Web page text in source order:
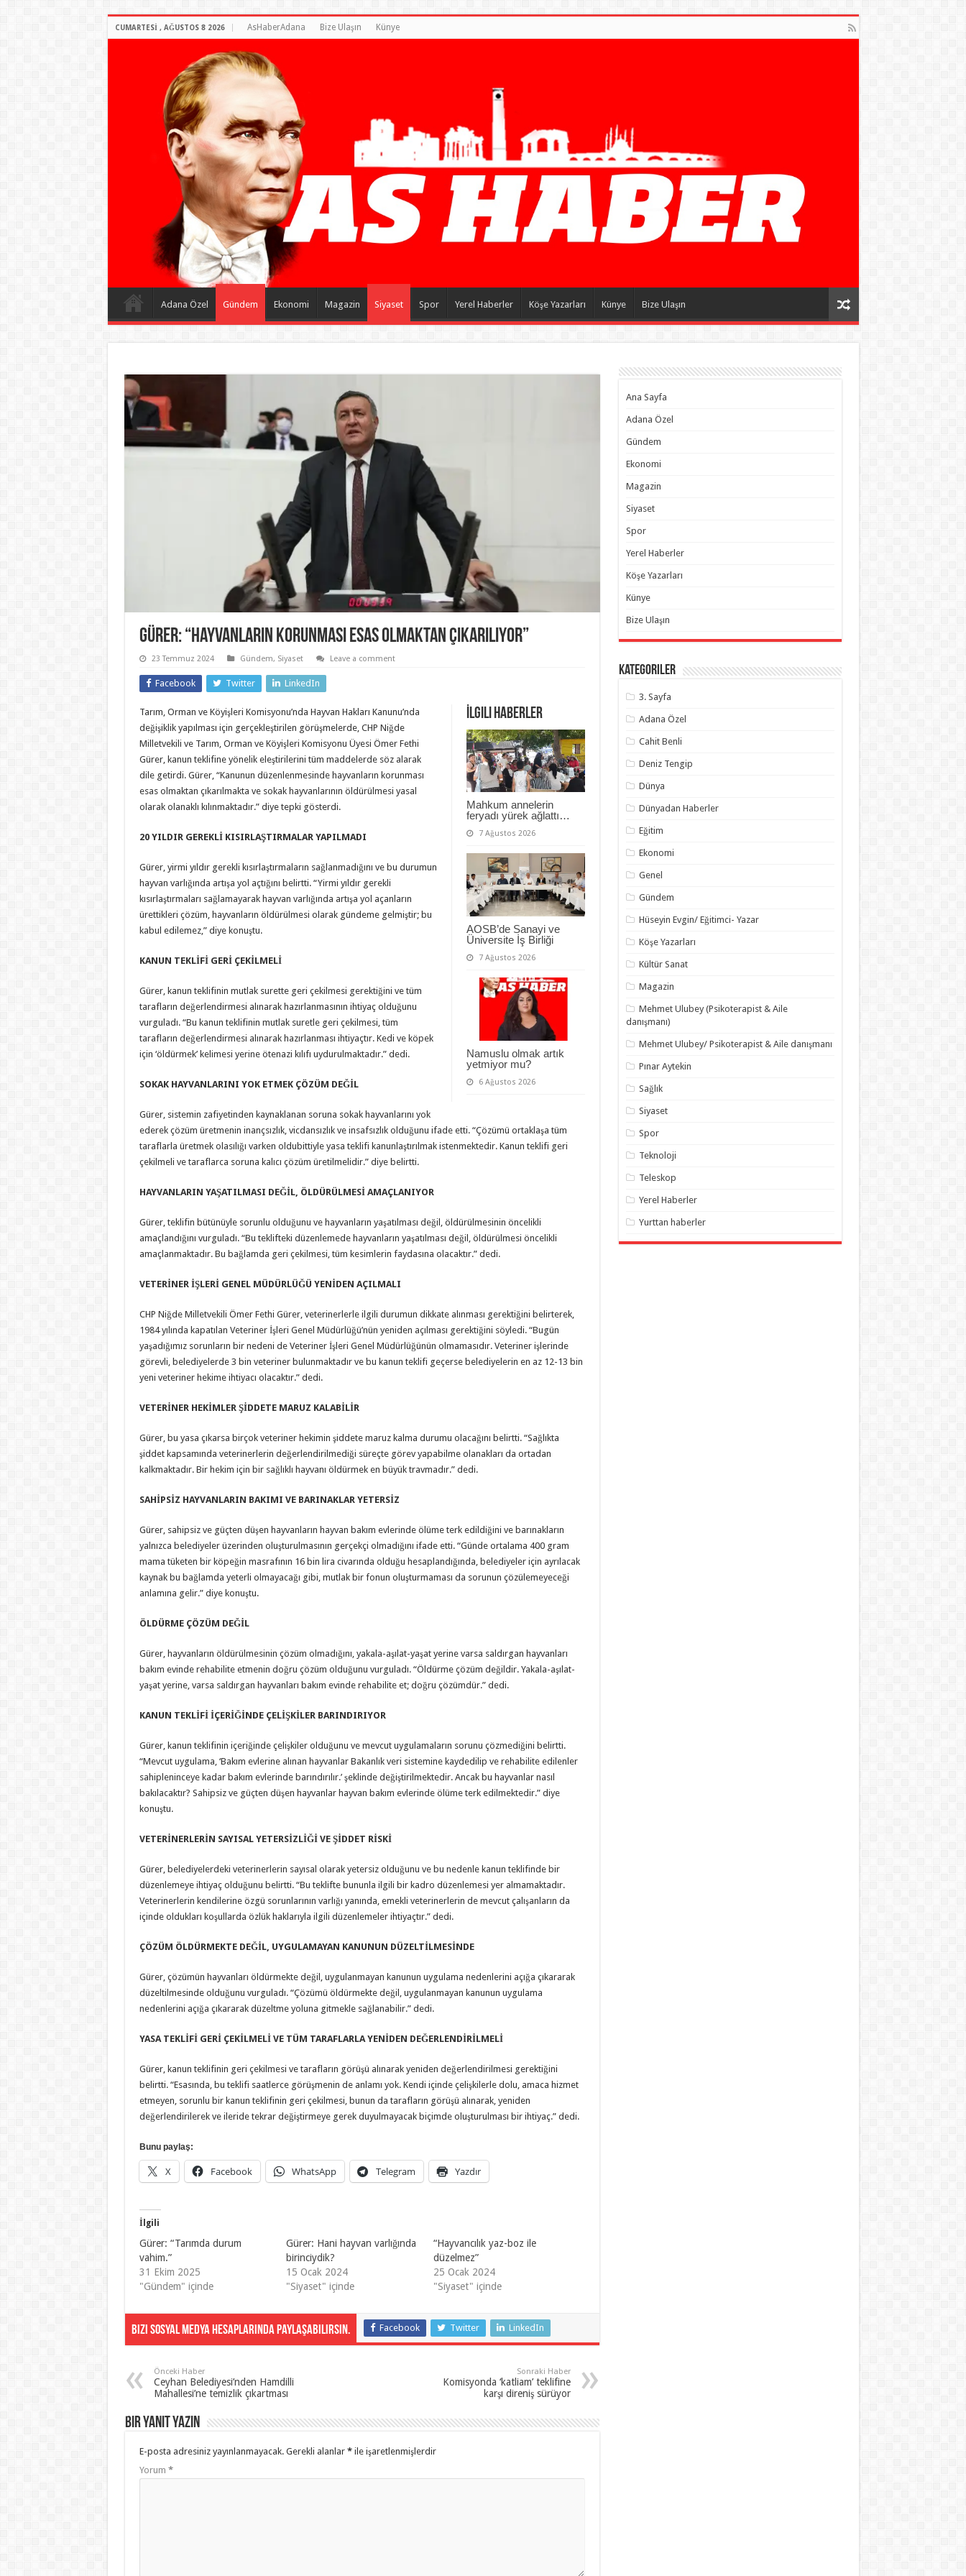
CUMARTESI , AĞUSTOS 8 2026 AsHaberAdana Bize Ulaşın Künye
Adana Özel Gündem Ekonomi Magazin Siyaset Spor Yerel Haberler Köşe Yazarları Künye Bize Ulaşın
Gürer: “Hayvanların Korunması Esas Olmaktan Çıkarılıyor”
23 Temmuz 2024 Gündem, Siyaset Leave a comment
Facebook Twitter LinkedIn
İlgili Haberler
Mahkum annelerin
feryadı yürek ağlattı…
7 Ağustos 2026
AOSB’de Sanayi ve
Üniversite İş Birliği
7 Ağustos 2026
Namuslu olmak artık
yetmiyor mu?
6 Ağustos 2026
Tarım, Orman ve Köyişleri Komisyonu’nda Hayvan Hakları Kanunu’nda
değişiklik yapılması için gerçekleştirilen görüşmelerde, CHP Niğde
Milletvekili ve Tarım, Orman ve Köyişleri Komisyonu Üyesi Ömer Fethi
Gürer, kanun teklifine yönelik eleştirilerini tüm maddelerde söz alarak
dile getirdi. Gürer, “Kanunun düzenlenmesinde hayvanların korunması
esas olmaktan çıkarılmakta ve sokak hayvanlarının öldürülmesi yasal
olarak olanaklı kılınmaktadır.” diye tepki gösterdi.
20 YILDIR GEREKLİ KISIRLAŞTIRMALAR YAPILMADI
Gürer, yirmi yıldır gerekli kısırlaştırmaların sağlanmadığını ve bu durumun
hayvan varlığında artışa yol açtığını belirtti. “Yirmi yıldır gerekli
kısırlaştırmaları sağlamayarak hayvan varlığında artışa yol açanların
ürettikleri çözüm, hayvanların öldürülmesi olarak gündeme gelmiştir; bu
kabul edilemez,” diye konuştu.
KANUN TEKLİFİ GERİ ÇEKİLMELİ
Gürer, kanun teklifinin mutlak surette geri çekilmesi gerektiğini ve tüm
tarafların değerlendirmesi alınarak hazırlanmasının ihtiyaç olduğunu
vurguladı. “Bu kanun teklifinin mutlak suretle geri çekilmesi, tüm
tarafların değerlendirmesi alınarak hazırlanması ihtiyaçtır. Kedi ve köpek
için ‘öldürmek’ kelimesi yerine ötenazi kılıfı uydurulmaktadır.” dedi.
SOKAK HAYVANLARINI YOK ETMEK ÇÖZÜM DEĞİL
Gürer, sistemin zafiyetinden kaynaklanan soruna sokak hayvanlarını yok
ederek çözüm üretmenin inançsızlık, vicdansızlık ve insafsızlık olduğunu ifade etti. “Çözümü ortaklaşa tüm
taraflarla üretmek olasılığı varken oldubittiyle yasa teklifi kanunlaştırılmak istenmektedir. Kanun teklifi geri
çekilmeli ve taraflarca soruna kalıcı çözüm üretilmelidir.” diye belirtti.
HAYVANLARIN YAŞATILMASI DEĞİL, ÖLDÜRÜLMESİ AMAÇLANIYOR
Gürer, teklifin bütünüyle sorunlu olduğunu ve hayvanların yaşatılması değil, öldürülmesinin öncelikli
amaçlandığını vurguladı. “Bu teklifteki düzenlemede hayvanların yaşatılması değil, öldürülmesi öncelikli
amaçlanmaktadır. Bu bağlamda geri çekilmesi, tüm kesimlerin faydasına olacaktır.” dedi.
VETERİNER İŞLERİ GENEL MÜDÜRLÜĞÜ YENİDEN AÇILMALI
CHP Niğde Milletvekili Ömer Fethi Gürer, veterinerlerle ilgili durumun dikkate alınması gerektiğini belirterek,
1984 yılında kapatılan Veteriner İşleri Genel Müdürlüğü’nün yeniden açılması gerektiğini söyledi. “Bugün
yaşadığımız sorunların bir nedeni de Veteriner İşleri Genel Müdürlüğünün olmamasıdır. Veteriner işlerinde
görevli, belediyelerde 3 bin veteriner bulunmaktadır ve bu kanun teklifi geçerse belediyelerin en az 12-13 bin
yeni veteriner hekime ihtiyacı olacaktır.” dedi.
VETERİNER HEKİMLER ŞİDDETE MARUZ KALABİLİR
Gürer, bu yasa çıkarsa birçok veteriner hekimin şiddete maruz kalma durumu olacağını belirtti. “Sağlıkta
şiddet kapsamında veterinerlerin değerlendirilmediği süreçte görev yapabilme olanakları da ortadan
kalkmaktadır. Bir hekim için bir sağlıklı hayvanı öldürmek en büyük travmadır.” dedi.
SAHİPSİZ HAYVANLARIN BAKIMI VE BARINAKLAR YETERSİZ
Gürer, sahipsiz ve güçten düşen hayvanların hayvan bakım evlerinde ölüme terk edildiğini ve barınakların
yalnızca belediyeler üzerinden oluşturulmasının gerçekçi olmadığını ifade etti. “Günde ortalama 400 gram
mama tüketen bir köpeğin masrafının 16 bin lira civarında olduğu hesaplandığında, belediyeler için ayrılacak
kaynak bu bağlamda yeterli olmayacağı gibi, mutlak bir fonun oluşturmaması da sorunun çözülemeyeceği
anlamına gelir.” diye konuştu.
ÖLDÜRME ÇÖZÜM DEĞİL
Gürer, hayvanların öldürülmesinin çözüm olmadığını, yakala-aşılat-yaşat yerine varsa saldırgan hayvanları
bakım evinde rehabilite etmenin doğru çözüm olduğunu vurguladı. “Öldürme çözüm değildir. Yakala-aşılat-
yaşat yerine, varsa saldırgan hayvanları bakım evinde rehabilite et; doğru çözümdür.” dedi.
KANUN TEKLİFİ İÇERİĞİNDE ÇELİŞKİLER BARINDIRIYOR
Gürer, kanun teklifinin içeriğinde çelişkiler olduğunu ve mevcut uygulamaların sorunu çözmediğini belirtti.
“Mevcut uygulama, ‘Bakım evlerine alınan hayvanlar Bakanlık veri sistemine kaydedilip ve rehabilite edilenler
sahipleninceye kadar bakım evlerinde barındırılır.’ şeklinde değiştirilmektedir. Ancak bu hayvanlar nasıl
bakılacaktır? Sahipsiz ve güçten düşen hayvanlar hayvan bakım evlerinde ölüme terk edilmektedir.” diye
konuştu.
VETERİNERLERİN SAYISAL YETERSİZLİĞİ VE ŞİDDET RİSKİ
Gürer, belediyelerdeki veterinerlerin sayısal olarak yetersiz olduğunu ve bu nedenle kanun teklifinde bir
düzenlemeye ihtiyaç olduğunu belirtti. “Bu teklifte bununla ilgili bir kadro düzenlemesi yer almamaktadır.
Veterinerlerin kendilerine özgü sorunlarının varlığı yanında, emekli veterinerlerin de mevcut çalışanların da
içinde oldukları koşullarda özlük haklarıyla ilgili düzenlemeler ihtiyaçtır.” dedi.
ÇÖZÜM ÖLDÜRMEKTE DEĞİL, UYGULAMAYAN KANUNUN DÜZELTİLMESİNDE
Gürer, çözümün hayvanları öldürmekte değil, uygulanmayan kanunun uygulama nedenlerini açığa çıkararak
düzeltilmesinde olduğunu vurguladı. “Çözümü öldürmekte değil, uygulanmayan kanunun uygulama
nedenlerini açığa çıkararak düzeltme yoluna gitmekle sağlanabilir.” dedi.
YASA TEKLİFİ GERİ ÇEKİLMELİ VE TÜM TARAFLARLA YENİDEN DEĞERLENDİRİLMELİ
Gürer, kanun teklifinin geri çekilmesi ve tarafların görüşü alınarak yeniden değerlendirilmesi gerektiğini
belirtti. “Esasında, bu teklifi saatlerce görüşmenin de anlamı yok. Kendi içinde çelişkilerle dolu, amaca hizmet
etmeyen, sorunlu bir kanun teklifinin geri çekilmesi, bunun da tarafların görüşü alınarak, yeniden
değerlendirilerek ve ileride tekrar değiştirmeye gerek duyulmayacak biçimde oluşturulması bir ihtiyaç.” dedi.
Bunu paylaş:
X Facebook WhatsApp Telegram Yazdır
İlgili
Gürer: “Tarımda durum
vahim.”
31 Ekim 2025
"Gündem" içinde
Gürer: Hani hayvan varlığında
birinciydik?
15 Ocak 2024
"Siyaset" içinde
“Hayvancılık yaz-boz ile
düzelmez”
25 Ocak 2024
"Siyaset" içinde
Bizi Sosyal Medya Hesaplarında Paylaşabilirsin. Facebook Twitter LinkedIn
Önceki Haber
Ceyhan Belediyesi’nden Hamdilli
Mahallesi’ne temizlik çıkartması
Sonraki Haber
Komisyonda ‘katliam’ teklifine
karşı direniş sürüyor
Bir yanıt yazın
E-posta adresiniz yayınlanmayacak. Gerekli alanlar *ile işaretlenmişlerdir
Yorum *
Ana Sayfa
Adana Özel
Gündem
Ekonomi
Magazin
Siyaset
Spor
Yerel Haberler
Köşe Yazarları
Künye
Bize Ulaşın
Kategoriler
3. Sayfa
Adana Özel
Cahit Benli
Deniz Tengip
Dünya
Dünyadan Haberler
Eğitim
Ekonomi
Genel
Gündem
Hüseyin Evgin/ Eğitimci- Yazar
Köşe Yazarları
Kültür Sanat
Magazin
Mehmet Ulubey (Psikoterapist & Aile
danışmanı)
Mehmet Ulubey/ Psikoterapist & Aile danışmanı
Pınar Aytekin
Sağlık
Siyaset
Spor
Teknoloji
Teleskop
Yerel Haberler
Yurttan haberler